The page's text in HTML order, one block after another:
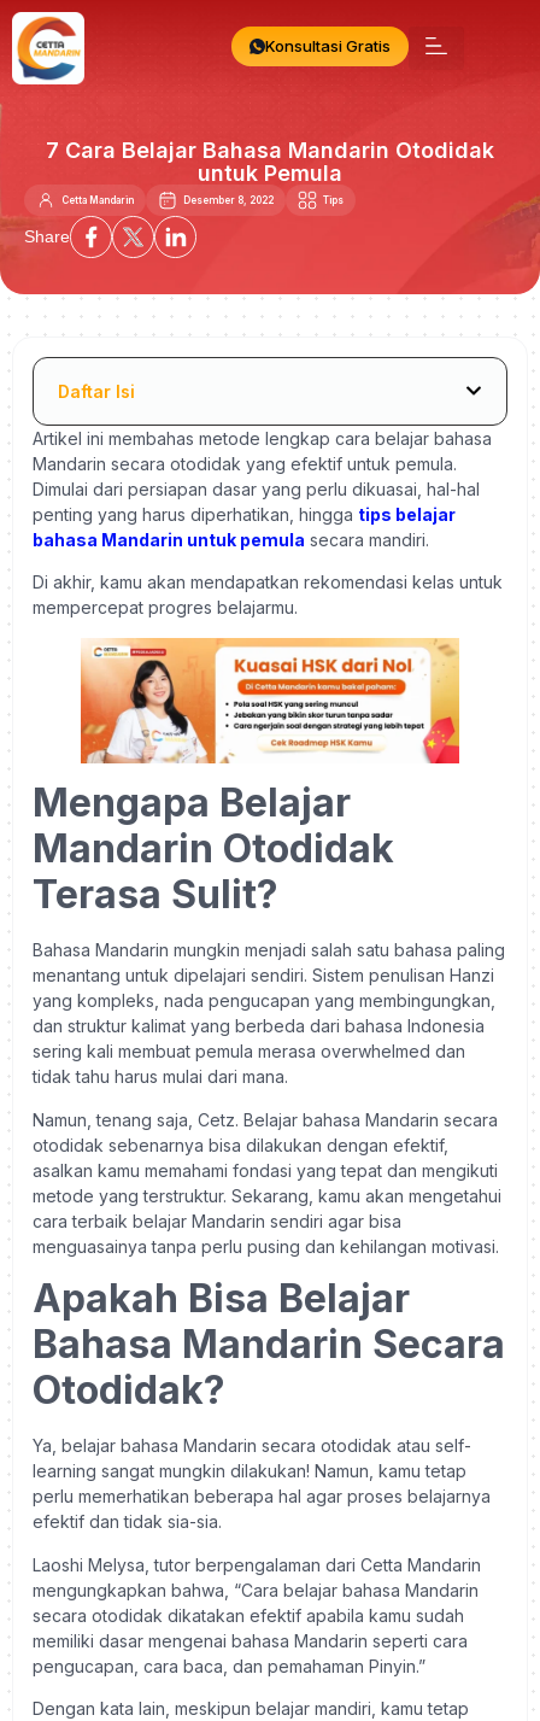
Konsultasi Gratis
7 Cara Belajar Bahasa Mandarin Otodidak
untuk Pemula
Cetta Mandarin Desember 8, 2022 Tips
Share
Daftar Isi
Artikel ini membahas metode lengkap cara belajar bahasa
Mandarin secara otodidak yang efektif untuk pemula.
Dimulai dari persiapan dasar yang perlu dikuasai, hal-hal
penting yang harus diperhatikan, hingga tips belajar
bahasa Mandarin untuk pemula secara mandiri.
Di akhir, kamu akan mendapatkan rekomendasi kelas untuk
mempercepat progres belajarmu.
Mengapa Belajar
Mandarin Otodidak
Terasa Sulit?
Bahasa Mandarin mungkin menjadi salah satu bahasa paling
menantang untuk dipelajari sendiri. Sistem penulisan Hanzi
yang kompleks, nada pengucapan yang membingungkan,
dan struktur kalimat yang berbeda dari bahasa Indonesia
sering kali membuat pemula merasa overwhelmed dan
tidak tahu harus mulai dari mana.
Namun, tenang saja, Cetz. Belajar bahasa Mandarin secara
otodidak sebenarnya bisa dilakukan dengan efektif,
asalkan kamu memahami fondasi yang tepat dan mengikuti
metode yang terstruktur. Sekarang, kamu akan mengetahui
cara terbaik belajar Mandarin sendiri agar bisa
menguasainya tanpa perlu pusing dan kehilangan motivasi.
Apakah Bisa Belajar
Bahasa Mandarin Secara
Otodidak?
Ya, belajar bahasa Mandarin secara otodidak atau self-
learning sangat mungkin dilakukan! Namun, kamu tetap
perlu memerhatikan beberapa hal agar proses belajarnya
efektif dan tidak sia-sia.
Laoshi Melysa, tutor berpengalaman dari Cetta Mandarin
mengungkapkan bahwa, “Cara belajar bahasa Mandarin
secara otodidak dikatakan efektif apabila kamu sudah
memiliki dasar mengenai bahasa Mandarin seperti cara
pengucapan, cara baca, dan pemahaman Pinyin.”
Dengan kata lain, meskipun belajar mandiri, kamu tetap